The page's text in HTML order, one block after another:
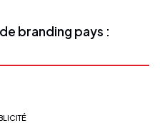
branding pays :